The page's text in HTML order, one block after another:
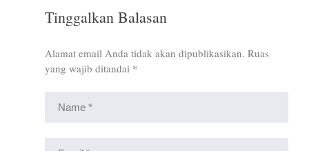
Tinggalkan Balasan
Alamat email Anda tidak akan dipublikasikan. Ruas
yang wajib ditandai *